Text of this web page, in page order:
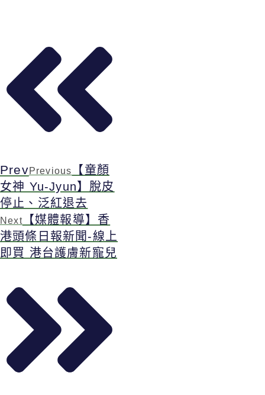
PrevPrevious
【童顏
女神 Yu-Jyun】脫皮
停止、泛紅退去
Next【媒體報導】香
港頭條日報新聞-線上
即買 港台護膚新寵兒